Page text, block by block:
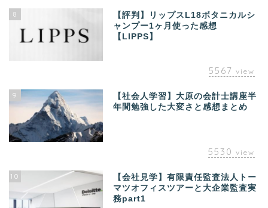
8
【評判】リップスL18ボタニカルシ
ャンプー1ヶ月使った感想
【LIPPS】
5567 view
9
【社会人学習】大原の会計士講座半
年間勉強した大変さと感想まとめ
5530 view
10
【会社見学】有限責任監査法人トー
マツオフィスツアーと大企業監査実
務part1